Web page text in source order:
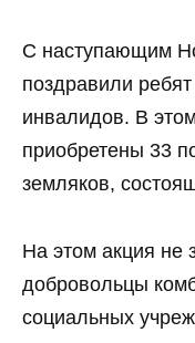
С наступающим
поздравили
инвалидов. В
приобретены 33
земляков,
На этом акция не
добровольцы
социальных